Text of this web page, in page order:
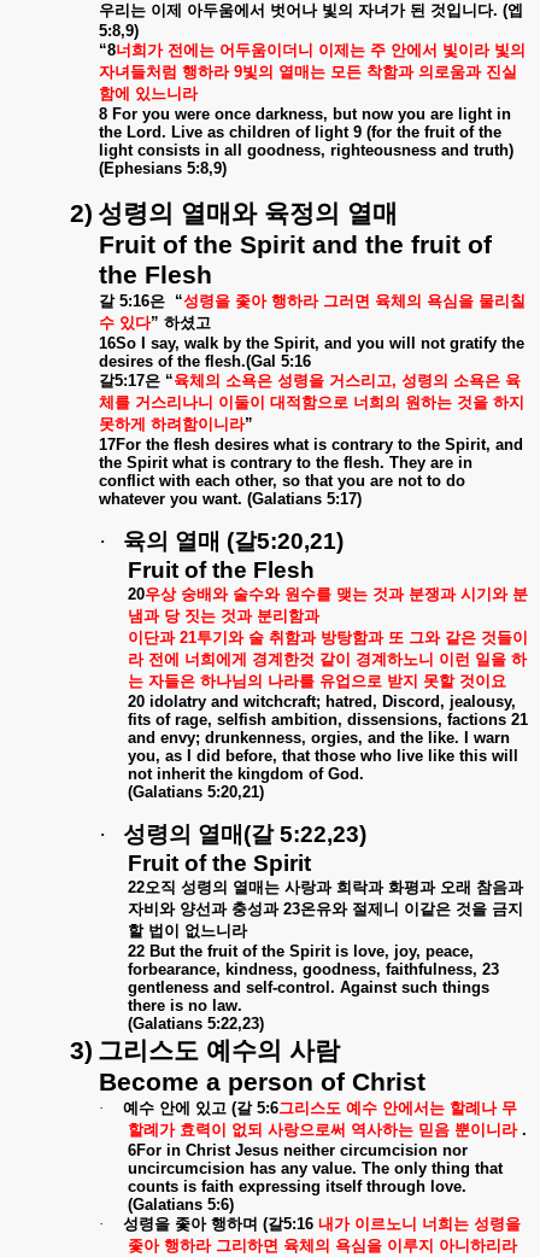
우리는 이제 아두움에서 벗어나 빛의 자녀가 된 것입니다. (엡
5:8,9)
“8너희가 전에는 어두움이더니 이제는 주 안에서 빛이라 빛의
자녀들처럼 행하라9빛의 열매는 모든 착함과 의로움과 진실
함에 있느니라
8 For you were once darkness, but now you are light in
the Lord. Live as children of light 9 (for the fruit of the
light consists in all goodness, righteousness and truth)
(Ephesians 5:8,9)
2) 성령의 열매와 육정의 열매
Fruit of the Spirit and the fruit of
the Flesh
갈 5:16은 “성령을 좇아 행하라 그러면 육체의 욕심을 물리칠
수 있다” 하셨고
16So I say, walk by the Spirit, and you will not gratify the
desires of the flesh.(Gal 5:16
갈5:17은 “육체의 소욕은 성령을 거스리고, 성령의 소욕은 육
체를 거스리나니 이둘이 대적함으로 너희의 원하는 것을 하지
못하게 하려함이니라”
17For the flesh desires what is contrary to the Spirit, and
the Spirit what is contrary to the flesh. They are in
conflict with each other, so that you are not to do
whatever you want. (Galatians 5:17)
· 육의 열매 (갈5:20,21)
Fruit of the Flesh
20우상 숭배와 술수와 원수를 맺는 것과 분쟁과 시기와 분
냄과 당 짓는 것과 분리함과
이단과21투기와 술 취함과 방탕함과 또 그와 같은 것들이
라 전에 너희에게 경계한것 같이 경계하노니 이런 일을 하
는 자들은 하나님의 나라를 유업으로 받지 못할 것이요
20 idolatry and witchcraft; hatred, Discord, jealousy,
fits of rage, selfish ambition, dissensions, factions 21
and envy; drunkenness, orgies, and the like. I warn
you, as I did before, that those who live like this will
not inherit the kingdom of God.
(Galatians 5:20,21)
· 성령의 열매 (갈 5:22,23)
Fruit of the Spirit
22오직 성령의 열매는 사랑과 희락과 화평과 오래 참음과
자비와 양선과 충성과23온유와 절제니 이같은 것을 금지
할 법이
없느니라
22 But the fruit of the Spirit is love, joy, peace,
forbearance, kindness, goodness, faithfulness, 23
gentleness and self-control. Against such things
there is no law.
(Galatians 5:22,23)
3) 그리스도 예수의 사람
Become a person of Christ
· 예수 안에 있고 (갈 5:6그리스도 예수 안에서는 할례나 무
할례가 효력이 없되 사랑으로써 역사하는 믿음 뿐이니라 .
6For in Christ Jesus neither circumcision nor
uncircumcision has any value. The only thing that
counts is faith expressing itself through love.
(Galatians 5:6)
·
성령을 좇아 행하며 (갈5:16 내가 이르노니 너희는 성령을
좇아 행하라 그리하면 육체의 욕심을 이루지 아니하리라